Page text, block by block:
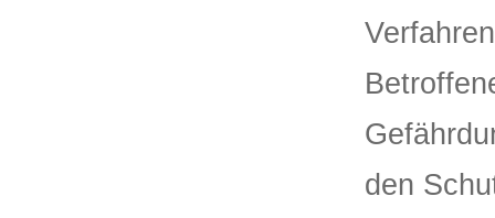
den